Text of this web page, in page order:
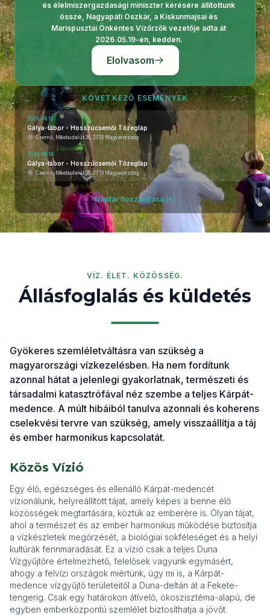
és élelmiszergazdasági miniszter kérésére állítottunk
össze, Nagyapáti Oszkár, a Kiskunmajsai és
Marispusztai Önkéntes Vízőrzők vezetője adta át
2026.05.19-én, kedden.
Elolvasom
KÖVETKEZŐ ESEMÉNYEK
2026.08.15
Gálya-tábor - Hosszúcsemői Tőzegláp
Csemő, Mikebudai út 36, 2713 Magyarország
2026.08.16
Gálya-tábor - Hosszúcsemői Tőzegláp
Csemő, Mikebudai út 36, 2713 Magyarország
Naptár hozzáadása (+)
VÍZ. ÉLET. KÖZÖSSÉG.
Állásfoglalás és küldetés
Gyökeres szemléletváltásra van szükség a
magyarországi vízkezelésben. Ha nem fordítunk
azonnal hátat a jelenlegi gyakorlatnak, természeti és
társadalmi katasztrófával néz szembe a teljes Kárpát-
medence. A múlt hibáiból tanulva azonnali és koherens
cselekvési tervre van szükség, amely visszaállítja a táj
és ember harmonikus kapcsolatát.
Közös Vízió
Egy élő, egészséges és ellenálló Kárpát-medencét
vízionálunk, helyreállított tájat, amely képes a benne élő
közösségek megtartására, köztük az emberére is. Olyan tájat,
ahol a természet és az ember harmonikus működése biztosítja
a vízkészletek megőrzését, a biológiai sokféleséget és a helyi
kultúrák fennmaradását. Ez a vízió csak a teljes Duna
Vízgyűjtőre értelmezhető, felelősek vagyunk egymásért,
ahogy a felvízi országok miértünk, úgy mi is, a Kárpát-
medence vízgyűjtő területeitől a Duna-deltán át a Fekete-
tengerig. Csak egy határokon átívelő, ökoszisztéma-alapú, de
egyben emberközpontú szemlélet biztosíthatja a jövőt.